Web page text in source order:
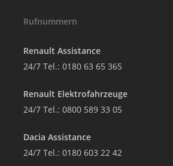
Rufnummern
Renault Assistance
24/7 Tel.: 0180 63 65 365
Renault Elektrofahrzeuge
24/7 Tel.: 0800 589 33 05
Dacia Assistance
24/7 Tel.: 0180 603 22 42